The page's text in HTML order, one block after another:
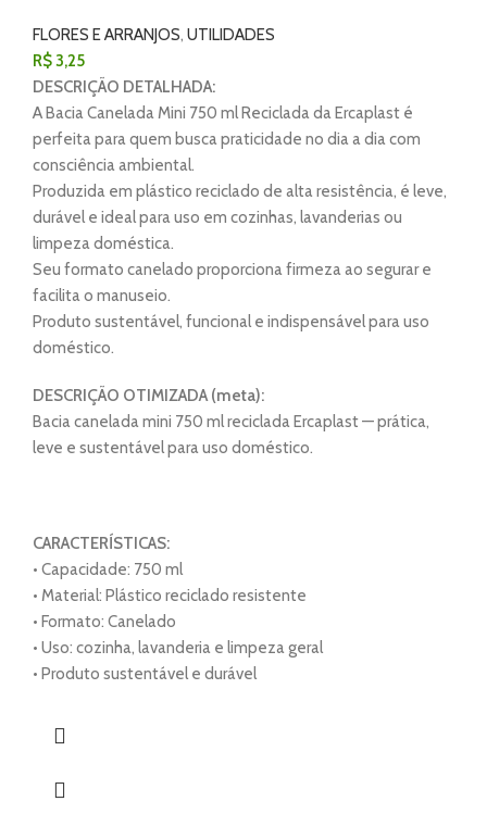
FLORES E ARRANJOS, UTILIDADES
R$3,25
DESCRIÇÃO DETALHADA:
A Bacia Canelada Mini 750 ml Reciclada da Ercaplast é
perfeita para quem busca praticidade no dia a dia com
consciência ambiental.
Produzida em plástico reciclado de alta resistência, é leve,
durável e ideal para uso em cozinhas, lavanderias ou
limpeza doméstica.
Seu formato canelado proporciona firmeza ao segurar e
facilita o manuseio.
Produto sustentável, funcional e indispensável para uso
doméstico.
DESCRIÇÃO OTIMIZADA (meta):
Bacia canelada mini 750 ml reciclada Ercaplast — prática,
leve e sustentável para uso doméstico.
CARACTERÍSTICAS:
• Capacidade: 750 ml
• Material: Plástico reciclado resistente
• Formato: Canelado
• Uso: cozinha, lavanderia e limpeza geral
• Produto sustentável e durável